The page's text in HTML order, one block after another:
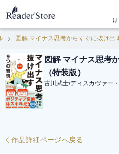
は
図解 マイナス思考からすぐに抜け出
図解 マイナス思考
（特装版）
古川武士/ディスカヴァー
作品詳細ページへ戻る